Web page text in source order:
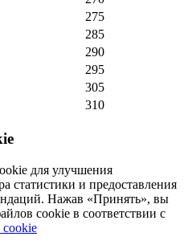
275
285
290
295
305
310
для улучшения
статистики и предоставления
Нажав «Принять», вы
cookie в соответствии с